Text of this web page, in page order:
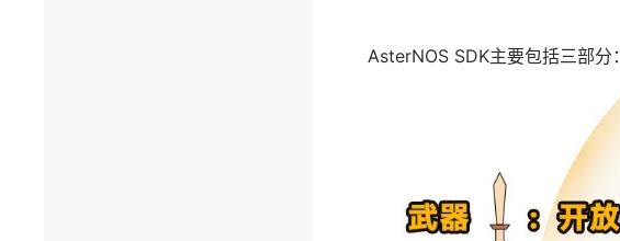
AsterNOS SDK主要包括三部分：